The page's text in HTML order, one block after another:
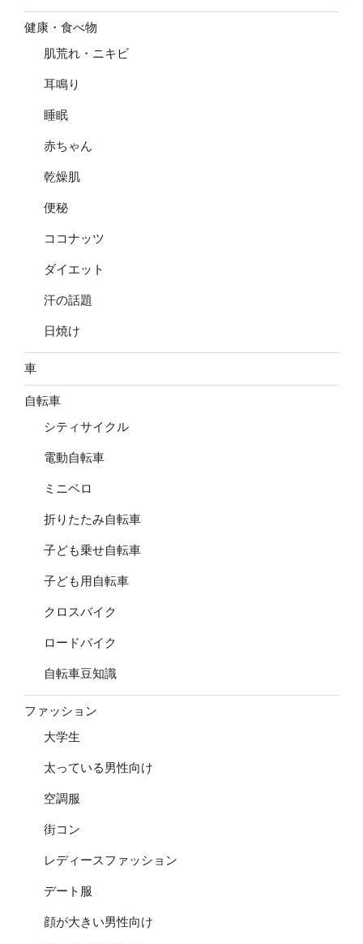
健康・食べ物
肌荒れ・ニキビ
耳鳴り
睡眠
赤ちゃん
乾燥肌
便秘
ココナッツ
ダイエット
汗の話題
日焼け
車
自転車
シティサイクル
電動自転車
ミニベロ
折りたたみ自転車
子ども乗せ自転車
子ども用自転車
クロスバイク
ロードバイク
自転車豆知識
ファッション
大学生
太っている男性向け
空調服
街コン
レディースファッション
デート服
顔が大きい男性向け